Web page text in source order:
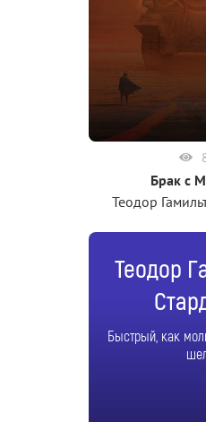
Брак с
Теодор
Теодор
Быстрый, как